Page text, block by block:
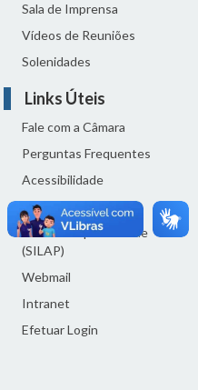
Sala de Imprensa
Vídeos de Reuniões
Solenidades
Links Úteis
Fale com a Câmara
Perguntas Frequentes
Acessibilidade
Termos de uso
Política de privacidade
(SILAP)
Webmail
Intranet
Efetuar Login